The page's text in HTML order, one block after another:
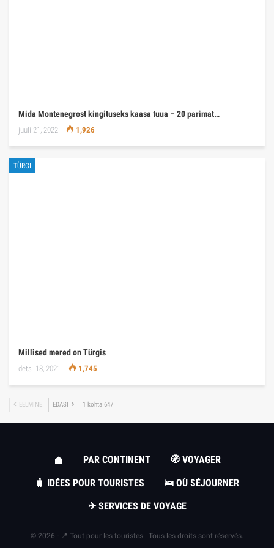
Mida Montenegrost kingituseks kaasa tuua – 20 parimat…
juuli 21, 2022 1,926
TÜRGI
Millised mered on Türgis
dets. 18, 2021 1,745
EELMINE EDASI 1 kohta 647
PAR CONTINENT
🧭 VOYAGER
🧳 IDÉES POUR TOURISTES
🛌 OÙ SÉJOURNER
✈ SERVICES DE VOYAGE
© 2026 - 📍 Tout pour les touristes | Tous les droits sont réservés.